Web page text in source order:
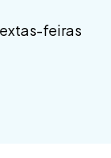
feiras